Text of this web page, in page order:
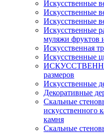
Искусственные
Искусственные
Искусственные
Искусственные
муляжи фруктов
Искусственная
Искусственные
размеров
Искусственные
Декоративные
Скальные
искусственного
камня
Скальные